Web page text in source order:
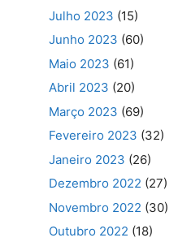
Julho 2023 (15)
Junho 2023 (60)
Maio 2023 (61)
Abril 2023 (20)
Março 2023 (69)
Fevereiro 2023 (32)
Janeiro 2023 (26)
Dezembro 2022 (27)
Novembro 2022 (30)
Outubro 2022 (18)